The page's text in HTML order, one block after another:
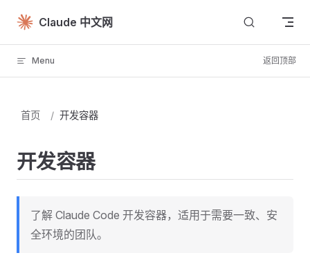
Skip to content
Claude 中文网
Menu 返回顶部
首页 / 开发容器
开发容器
了解 Claude Code 开发容器，适用于需要一致、安
全环境的团队。